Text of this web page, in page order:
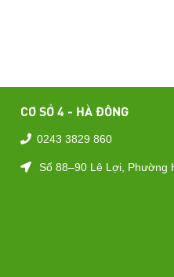
CƠ SỞ 4 - HÀ ĐÔNG
0243 3829 860
Số 88–90 Lê Lợi, Phường